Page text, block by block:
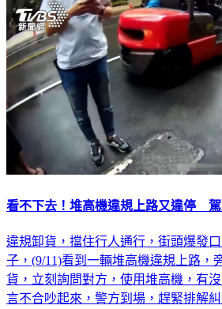
看不下去！堆高機違規上路又違停
違規卸貨，擋住行人通行，街頭爆發
子，(9/11)看到一輛堆高機違規上路，
貨，立刻詢問對方，使用堆高機，有
言不合吵起來，警方到場，趕緊排解